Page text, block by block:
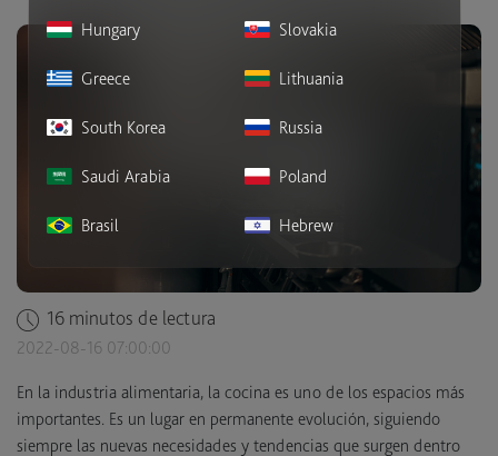
16 minutos de lectura
2022-08-16 07:00:00
En la industria alimentaria, la cocina es uno de los espacios más
importantes. Es un lugar en permanente evolución, siguiendo
siempre las nuevas necesidades y tendencias que surgen dentro
Hungary Slovakia
Greece Lithuania
South Korea Russia
Saudi Arabia Poland
Brasil Hebrew